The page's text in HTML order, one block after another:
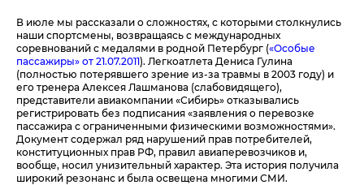
В июле мы рассказали о сложностях, с которыми столкнулись
наши спортсмены, возвращаясь с международных
соревнований с медалями в родной Петербург («Особые
пассажиры» от 21.07.2011). Легкоатлета Дениса Гулина
(полностью потерявшего зрение из-за травмы в 2003 году) и
его тренера Алексея Лашманова (слабовидящего),
представители авиакомпании «Сибирь» отказывались
регистрировать без подписания «заявления о перевозке
пассажира с ограниченными физическими возможностями».
Документ содержал ряд нарушений прав потребителей,
конституционных прав РФ, правил авиаперевозчиков и,
вообще, носил унизительный характер. Эта история получила
широкий резонанс и была освещена многими СМИ.